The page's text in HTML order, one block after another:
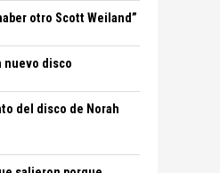
otro Scott Weiland”
nuevo disco
del disco de Norah